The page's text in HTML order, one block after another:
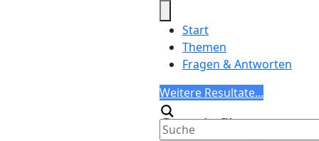
Start
Themen
Fragen & Antworten
Search
Weitere Resultate...
Generic filters